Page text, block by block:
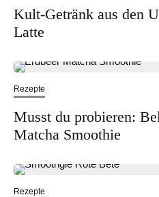
Kult-Getränk aus den
Latte
Rezepte
Musst du probieren:
Matcha Smoothie
Rezepte